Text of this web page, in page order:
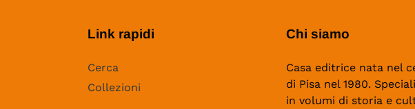
Link rapidi
Cerca
Collezioni
Chi siamo
Casa editrice nata nel
di Pisa nel 1980.
in volumi di storia e